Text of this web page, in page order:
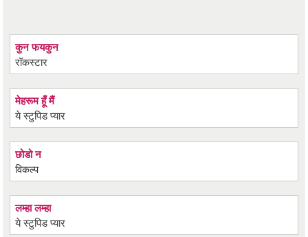
कुन फयकुन
रॉकस्टार
मेहरूम हूँ मैं
ये स्टुपिड प्यार
छोडो न
विकल्प
लम्हा लम्हा
ये स्टुपिड प्यार